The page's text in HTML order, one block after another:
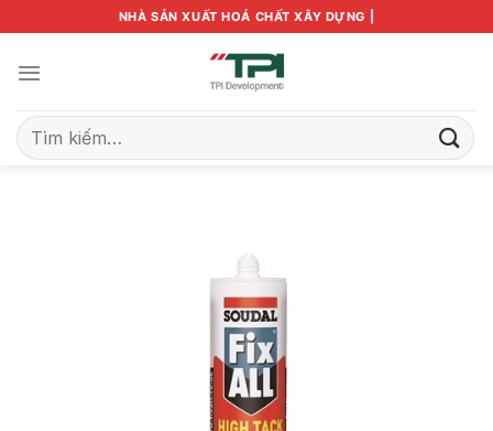
qua
nội
NHÀ SẢN XUẤT HOÁ CHẤT XÂY DỰNG |
Tìm
kiếm: